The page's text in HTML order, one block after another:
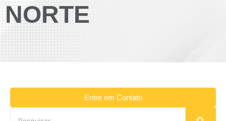
NORTE
Entre em Contato